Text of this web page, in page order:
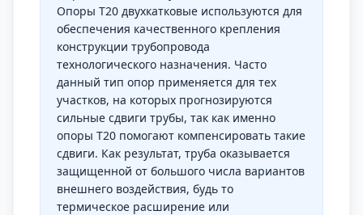
Опоры Т20 двухкатковые используются для
обеспечения качественного крепления
конструкции трубопровода
технологического назначения. Часто
данный тип опор применяется для тех
участков, на которых прогнозируются
сильные сдвиги трубы, так как именно
опоры Т20 помогают компенсировать такие
сдвиги. Как результат, труба оказывается
защищенной от большого числа вариантов
внешнего воздействия, будь то
термическое расширение или